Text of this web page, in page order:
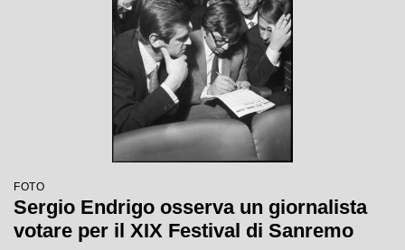
FOTO
Sergio Endrigo osserva un giornalista
votare per il XIX Festival di Sanremo